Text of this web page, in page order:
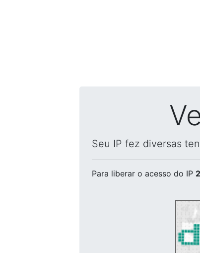
Seu IP fez diversas
Para liberar o acesso do IP